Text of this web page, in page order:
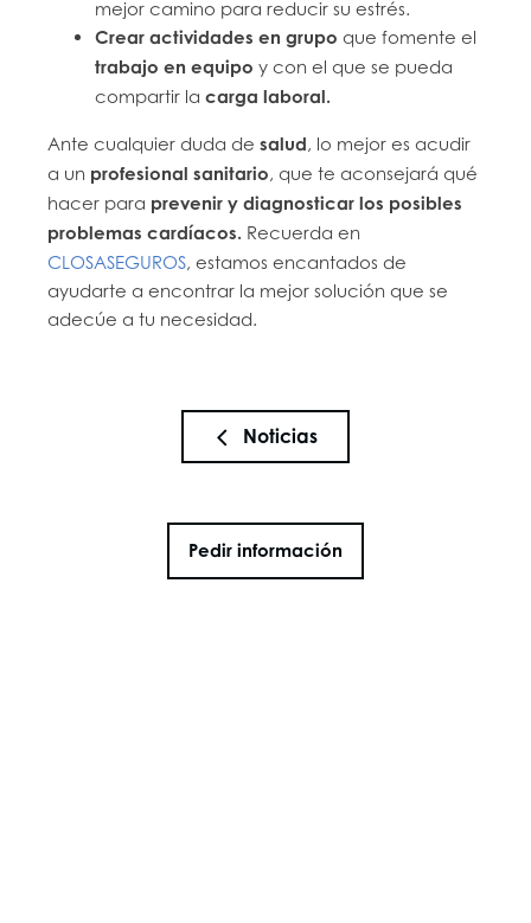
mejor camino para reducir su estrés.
Crear actividades en grupo que fomente el
trabajo en equipo y con el que se pueda
compartir lacarga laboral.
Ante cualquier duda desalud, lo mejor es acudir
a un profesional sanitario, que te aconsejará qué
hacer para prevenir y diagnosticar los posibles
problemas cardíacos. Recuerda en
CLOSASEGUROS, estamos encantados de
ayudarte a encontrar la mejor solución que se
adecúe a tu necesidad.
Noticias
Pedir información